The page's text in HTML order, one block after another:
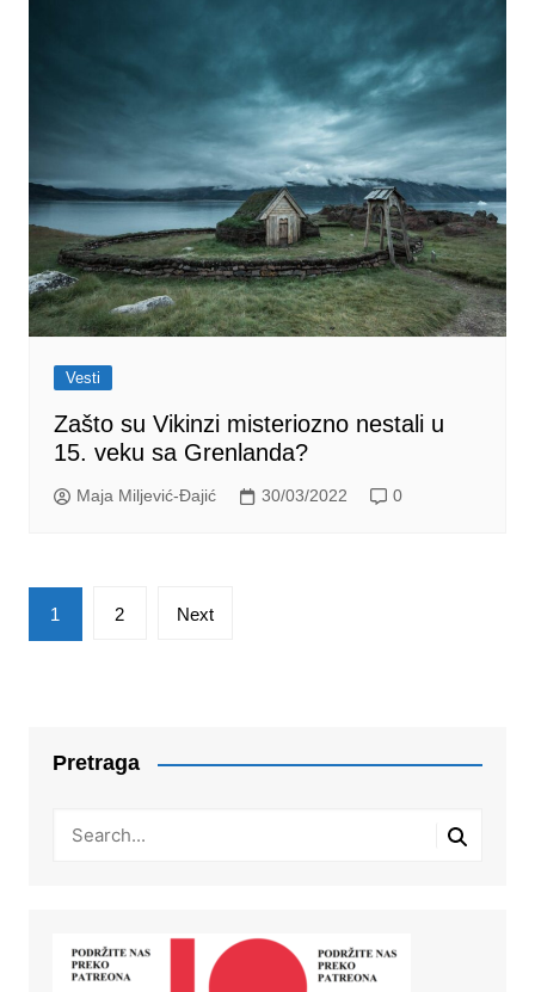
Vesti
Zašto su Vikinzi misteriozno nestali u
15. veku sa Grenlanda?
Maja Miljević-Đajić 30/03/2022 0
Posts
pagination
1 2 Next
Pretraga